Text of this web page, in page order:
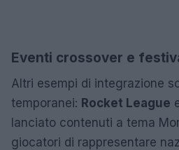
Eventi crossover e
Altri esempi di integrazione
temporanei: Rocket League
lanciato contenuti a tema
giocatori di rappresentare